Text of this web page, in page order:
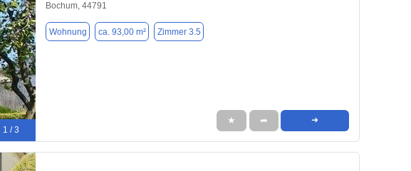
1 / 3
Bochum, 44791
Wohnung ca. 93,00 m² Zimmer 3.5
★ ➦ ➜